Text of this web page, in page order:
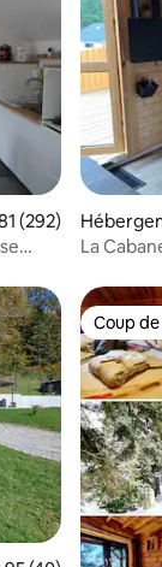
moyenne
(292)
La
Coup
Coup